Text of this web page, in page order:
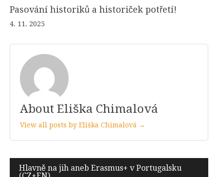
Pasování historiků a historiček potřetí!
4. 11. 2025
About Eliška Chimalová
View all posts by Eliška Chimalová →
Navigace
Hlavně na jih aneb Erasmus+ v Portugalsku